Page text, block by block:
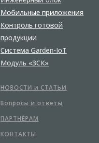
Мобильные приложения
Контроль готовой
продукции
Система Garden-IoT
Модуль «ЗСК»
НОВОСТИ и СТАТЬИ
Вопросы и ответы
ПАРТНЁРАМ
КОНТАКТЫ